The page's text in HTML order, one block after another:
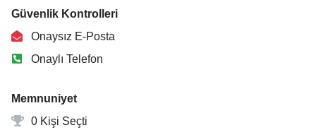
Güvenlik Kontrolleri
Onaysız E-Posta
Onaylı Telefon
Memnuniyet
0 Kişi Seçti